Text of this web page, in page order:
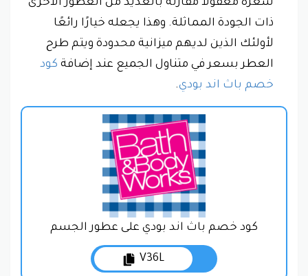
سعره معقولا مقارنة بالعديد من العطور الأخرى
ذات الجودة المماثلة. وهذا يجعله خيارًا رائعًا
لأولئك الذين لديهم ميزانية محدودة ويتم طرح
العطر بسعر في متناول الجميع عند إضافة كود
خصم باث اند بودي.
كود خصم باث اند بودي على عطور الجسم
V36L